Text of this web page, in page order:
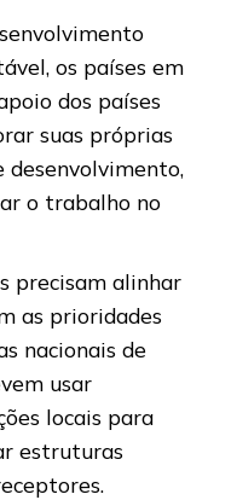
os países em
dos países
suas próprias
o trabalho no
precisam alinhar
as prioridades
nacionais de
usar
locais para
estruturas